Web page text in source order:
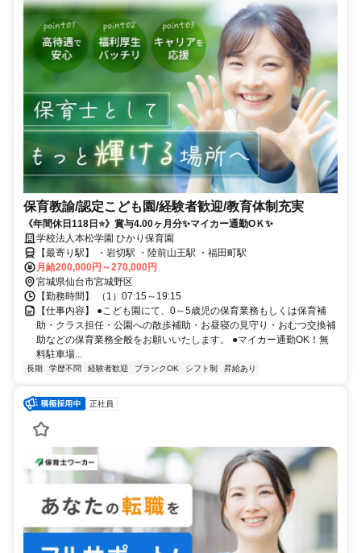
保育教諭/認定こども園/経験者歓迎/教育体制充実
《年間休日118日⭐》賞与4.00ヶ月分✨マイカー通勤OＫ✨
学校法人本松学園 ひかり保育園
【最寄り駅】 ・岩切駅 ・陸前山王駅 ・福田町駅
月給200,000円～270,000円
宮城県仙台市宮城野区
【勤務時間】 （1）07:15～19:15
【仕事内容】 ●こども園にて、0～5歳児の保育業務もしくは保育補
助・クラス担任・公園への散歩補助・お昼寝の見守り・おむつ交換補
助などの保育業務全般をお願いいたします。 ●マイカー通勤OK！無
料駐車場...
長期 学歴不問 経験者歓迎 ブランクOK シフト制 昇給あり
正社員